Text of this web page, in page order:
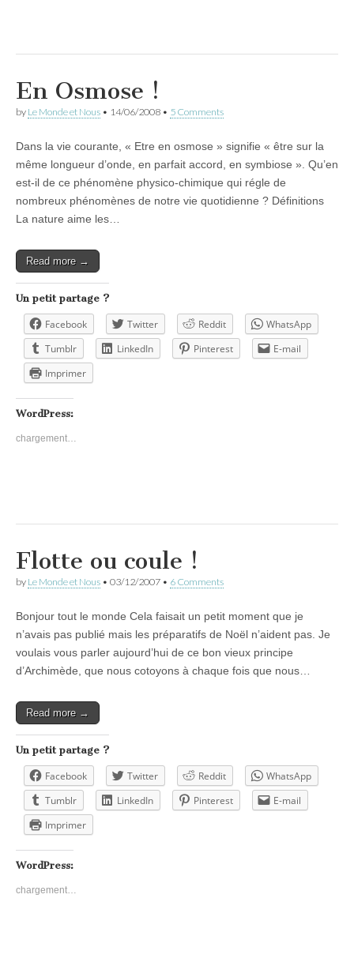
En Osmose !
by Le Monde et Nous • 14/06/2008 • 5 Comments
Dans la vie courante, « Etre en osmose » signifie « être sur la
même longueur d’onde, en parfait accord, en symbiose ». Qu’en
est-il de ce phénomène physico-chimique qui régle de
nombreux phénomènes de notre vie quotidienne ? Définitions
La nature aime les…
Read more →
Un petit partage ?
Facebook Twitter Reddit
WhatsApp
Tumblr
LinkedIn Pinterest
E-mail
Imprimer
WordPress:
chargement…
Flotte ou coule !
by Le Monde et Nous • 03/12/2007 • 6 Comments
Bonjour tout le monde Cela faisait un petit moment que je
n’avais pas publié mais les préparatifs de Noël n’aident pas. Je
voulais vous parler aujourd’hui de ce bon vieux principe
d’Archimède, que nous cotoyons à chaque fois que nous…
Read more →
Un petit partage ?
Facebook Twitter Reddit
WhatsApp
Tumblr
LinkedIn Pinterest
E-mail
Imprimer
WordPress:
chargement…